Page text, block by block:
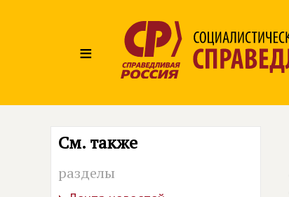
≡
См. также
разделы